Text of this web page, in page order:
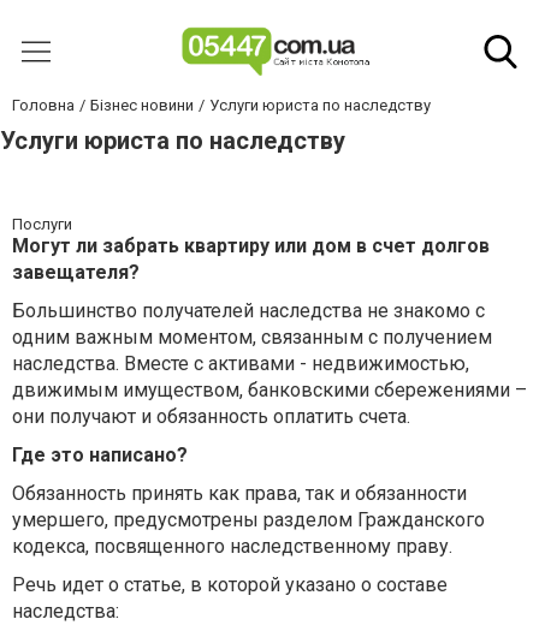
Головна Бізнес новини Услуги юриста по наследству
Услуги юриста по наследству
Послуги
Могут ли забрать квартиру или дом в счет долгов
завещателя?
Большинство получателей наследства не знакомо с
одним важным моментом, связанным с получением
наследства. Вместе с активами - недвижимостью,
движимым имуществом, банковскими сбережениями –
они получают и обязанность оплатить счета.
Где это написано?
Обязанность принять как права, так и обязанности
умершего, предусмотрены разделом Гражданского
кодекса, посвященного наследственному праву.
Речь идет о статье, в которой указано о составе
наследства: